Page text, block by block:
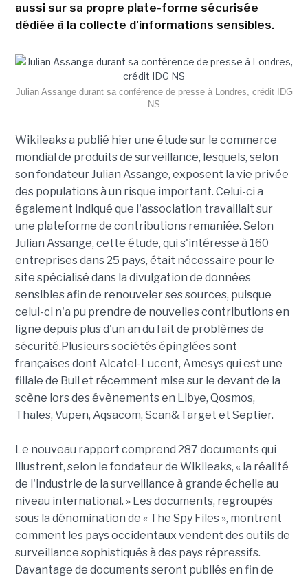
aussi sur sa propre plate-forme sécurisée
dédiée à la collecte d'informations sensibles.
Julian Assange durant sa conférence de presse à Londres, crédit IDG
NS
Wikileaks a publié hier une étude sur le commerce
mondial de produits de surveillance, lesquels, selon
son fondateur Julian Assange, exposent la vie privée
des populations à un risque important. Celui-ci a
également indiqué que l'association travaillait sur
une plateforme de contributions remaniée. Selon
Julian Assange, cette étude, qui s'intéresse à 160
entreprises dans 25 pays, était nécessaire pour le
site spécialisé dans la divulgation de données
sensibles afin de renouveler ses sources, puisque
celui-ci n'a pu prendre de nouvelles contributions en
ligne depuis plus d'un an du fait de problèmes de
sécurité.Plusieurs sociétés épinglées sont
françaises dont Alcatel-Lucent, Amesys qui est une
filiale de Bull et récemment mise sur le devant de la
scène lors des évènements en Libye, Qosmos,
Thales, Vupen, Aqsacom, Scan&Target et Septier.
Le nouveau rapport comprend 287 documents qui
illustrent, selon le fondateur de Wikileaks, « la réalité
de l'industrie de la surveillance à grande échelle au
niveau international. » Les documents, regroupés
sous la dénomination de « The Spy Files », montrent
comment les pays occidentaux vendent des outils de
surveillance sophistiqués à des pays répressifs.
Davantage de documents seront publiés en fin de